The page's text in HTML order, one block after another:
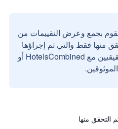
بجمع وعرض التقييمات من
منها فقط والتي تم إجراؤها
بواسطة مستخدمين حقيقيين مع HotelsCombined أو